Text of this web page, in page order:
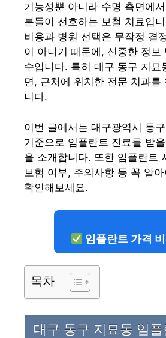
기능성뿐 아니라 수명 측면에
분들이 선호하는 보철 치료입
비용과 병원 선택은 무작정 결
이 아니기 때문에, 신중한 정보
수입니다. 특히 대구 동구 지묘
면, 근처에 위치한 전문 치과를
니다.
이번 글에서는 대구광역시 동
기준으로 임플란트 진료를 받
을 소개합니다. 또한 임플란트
보험 여부, 주의사항 등 꼭 알
확인해보세요.
임플란트 가격 비
목차
대구 동구 지묘동 임